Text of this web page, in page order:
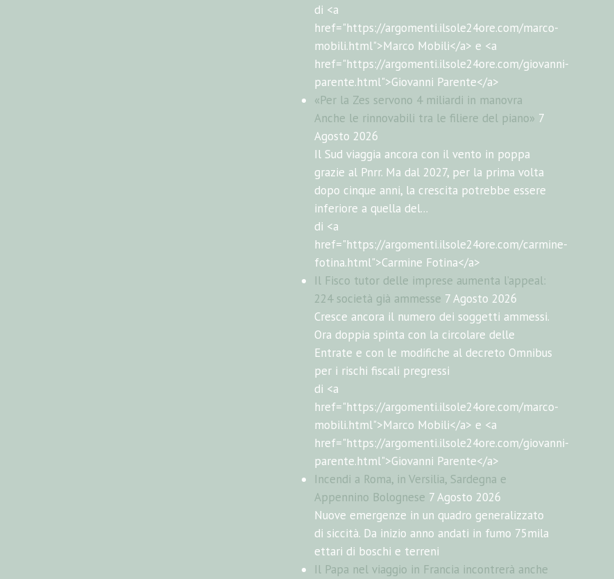
di <a
href="https://argomenti.ilsole24ore.com/marco-
mobili.html">Marco Mobili</a> e <a
href="https://argomenti.ilsole24ore.com/giovanni-
parente.html">Giovanni Parente</a>
«Per la Zes servono 4 miliardi in manovra
Anche le rinnovabili tra le filiere del piano» 7
Agosto 2026
Il Sud viaggia ancora con il vento in poppa
grazie al Pnrr. Ma dal 2027, per la prima volta
dopo cinque anni, la crescita potrebbe essere
inferiore a quella del...
di <a
href="https://argomenti.ilsole24ore.com/carmine-
fotina.html">Carmine Fotina</a>
Il Fisco tutor delle imprese aumenta l’appeal:
224 società già ammesse 7 Agosto 2026
Cresce ancora il numero dei soggetti ammessi.
Ora doppia spinta con la circolare delle
Entrate e con le modifiche al decreto Omnibus
per i rischi fiscali pregressi
di <a
href="https://argomenti.ilsole24ore.com/marco-
mobili.html">Marco Mobili</a> e <a
href="https://argomenti.ilsole24ore.com/giovanni-
parente.html">Giovanni Parente</a>
Incendi a Roma, in Versilia, Sardegna e
Appennino Bolognese 7 Agosto 2026
Nuove emergenze in un quadro generalizzato
di siccità. Da inizio anno andati in fumo 75mila
ettari di boschi e terreni
Il Papa nel viaggio in Francia incontrerà anche